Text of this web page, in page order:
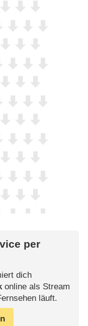
per
dich
online als Stream
läuft.